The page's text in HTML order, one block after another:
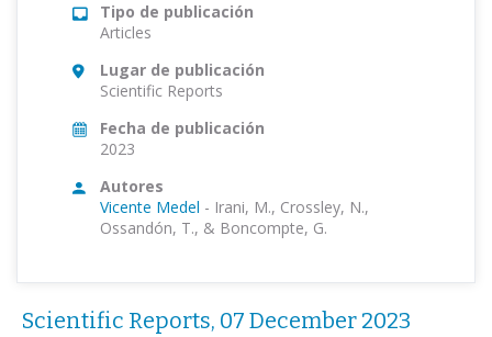
Tipo de publicación
Articles
Lugar de publicación
Scientific Reports
Fecha de publicación
2023
Autores
Vicente Medel - Irani, M., Crossley, N.,
Ossandón, T., & Boncompte, G.
Scientific Reports, 07 December 2023